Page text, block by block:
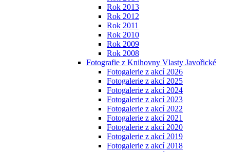
Rok 2013
Rok 2012
Rok 2011
Rok 2010
Rok 2009
Rok 2008
Fotografie z Knihovny Vlasty Javořické
Fotogalerie z akcí 2026
Fotogalerie z akcí 2025
Fotogalerie z akcí 2024
Fotogalerie z akcí 2023
Fotogalerie z akcí 2022
Fotogalerie z akcí 2021
Fotogalerie z akcí 2020
Fotogalerie z akcí 2019
Fotogalerie z akcí 2018